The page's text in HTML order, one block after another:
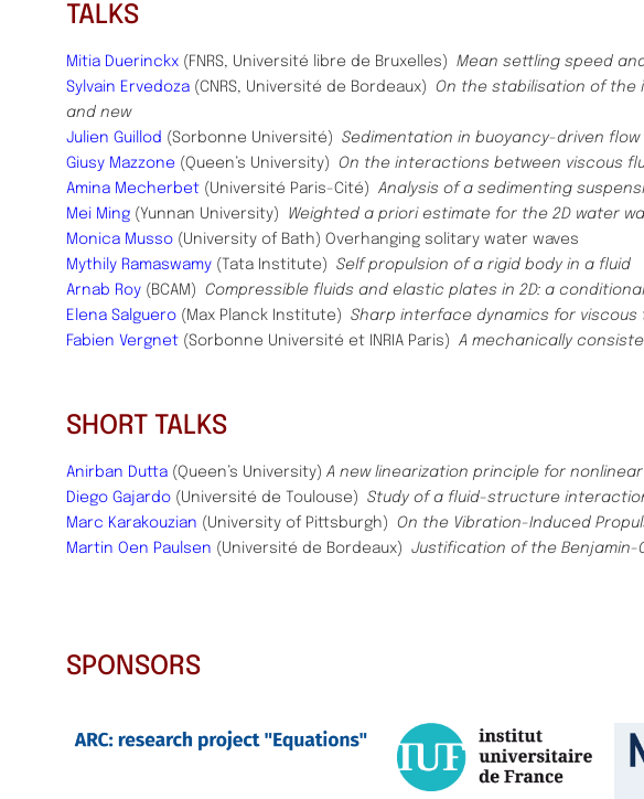
TALKS
Mitia Duerinckx (FNRS, Université libre de Bruxelles) Mean settling speed
Sylvain Ervedoza (CNRS, Université de Bordeaux) On the stabilisation of the
and new
Julien Guillod (Sorbonne Université) Sedimentation in buoyancy-driven flow
Giusy Mazzone (Queen’s University) On the interactions between viscous
Amina Mecherbet (Université Paris-Cité) Analysis of a sedimenting
Mei Ming (Yunnan University) Weighted a priori estimate for the 2D water
Monica Musso (University of Bath) Overhanging solitary water waves
Mythily Ramaswamy (Tata Institute) Self propulsion of a rigid body in a fluid
Arnab Roy (BCAM) Compressible fluids and elastic plates in 2D: a
Elena Salguero (Max Planck Institute) Sharp interface dynamics for
Fabien Vergnet (Sorbonne Université et INRIA Paris) A mechanically
SHORT TALKS
Anirban Dutta (Queen’s University) A new linearization principle for
Diego Gajardo (Université de Toulouse) Study of a fluid-structure
Marc Karakouzian (University of Pittsburgh) On the Vibration-Induced
Martin Oen Paulsen (Université de Bordeaux) Justification of the Benjamin-
SPONSORS